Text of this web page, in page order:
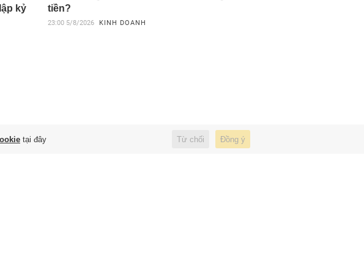
kỷ
tiền?
23:00 5/8/2026 KINH DOANH
tại đây Từ chối Đồng ý